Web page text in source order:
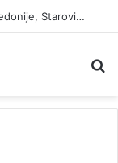
Povodom Dana državnosti Severne Makedonije, Starović i Toškovski u manastiru Prohor Pčinjski